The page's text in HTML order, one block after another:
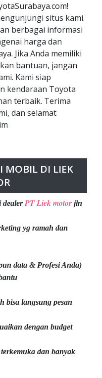
situs kami.
berbagai informasi
harga dan
Jika Anda memiliki
bantuan, jangan
Kami siap
kendaraan Toyota
terbaik. Terima
dan selamat
MOBIL DI LIEK
dealerPT Liek motor jln
yg ramah dan
data & Profesi Anda)
bisa langsung pesan
dengan budget
dan banyak